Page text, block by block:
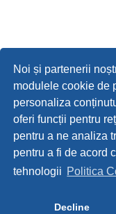
Noi și partenerii
modulele cookie de
personaliza
oferi funcții pentru
pentru a ne analiza
pentru a fi de acord
tehnologii Politica
Decline